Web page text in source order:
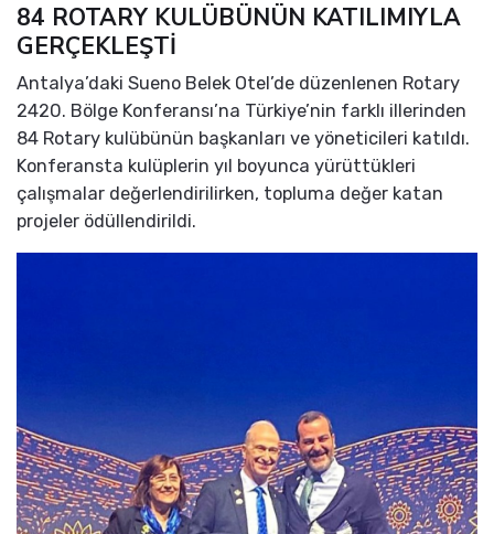
84 ROTARY KULÜBÜNÜN KATILIMIYLA
GERÇEKLEŞTİ
Antalya’daki Sueno Belek Otel’de düzenlenen Rotary
2420. Bölge Konferansı’na Türkiye’nin farklı illerinden
84 Rotary kulübünün başkanları ve yöneticileri katıldı.
Konferansta kulüplerin yıl boyunca yürüttükleri
çalışmalar değerlendirilirken, topluma değer katan
projeler ödüllendirildi.